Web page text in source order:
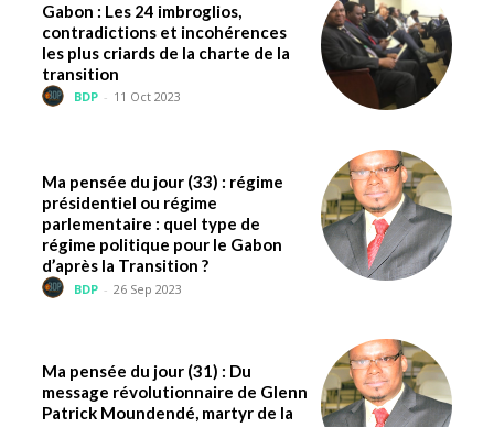
Gabon : Les 24 imbroglios,
contradictions et incohérences
les plus criards de la charte de la
transition
BDP - 11 Oct 2023
Ma pensée du jour (33) : régime
présidentiel ou régime
parlementaire : quel type de
régime politique pour le Gabon
d’après la Transition ?
BDP - 26 Sep 2023
Ma pensée du jour (31) : Du
message révolutionnaire de Glenn
Patrick Moundendé, martyr de la